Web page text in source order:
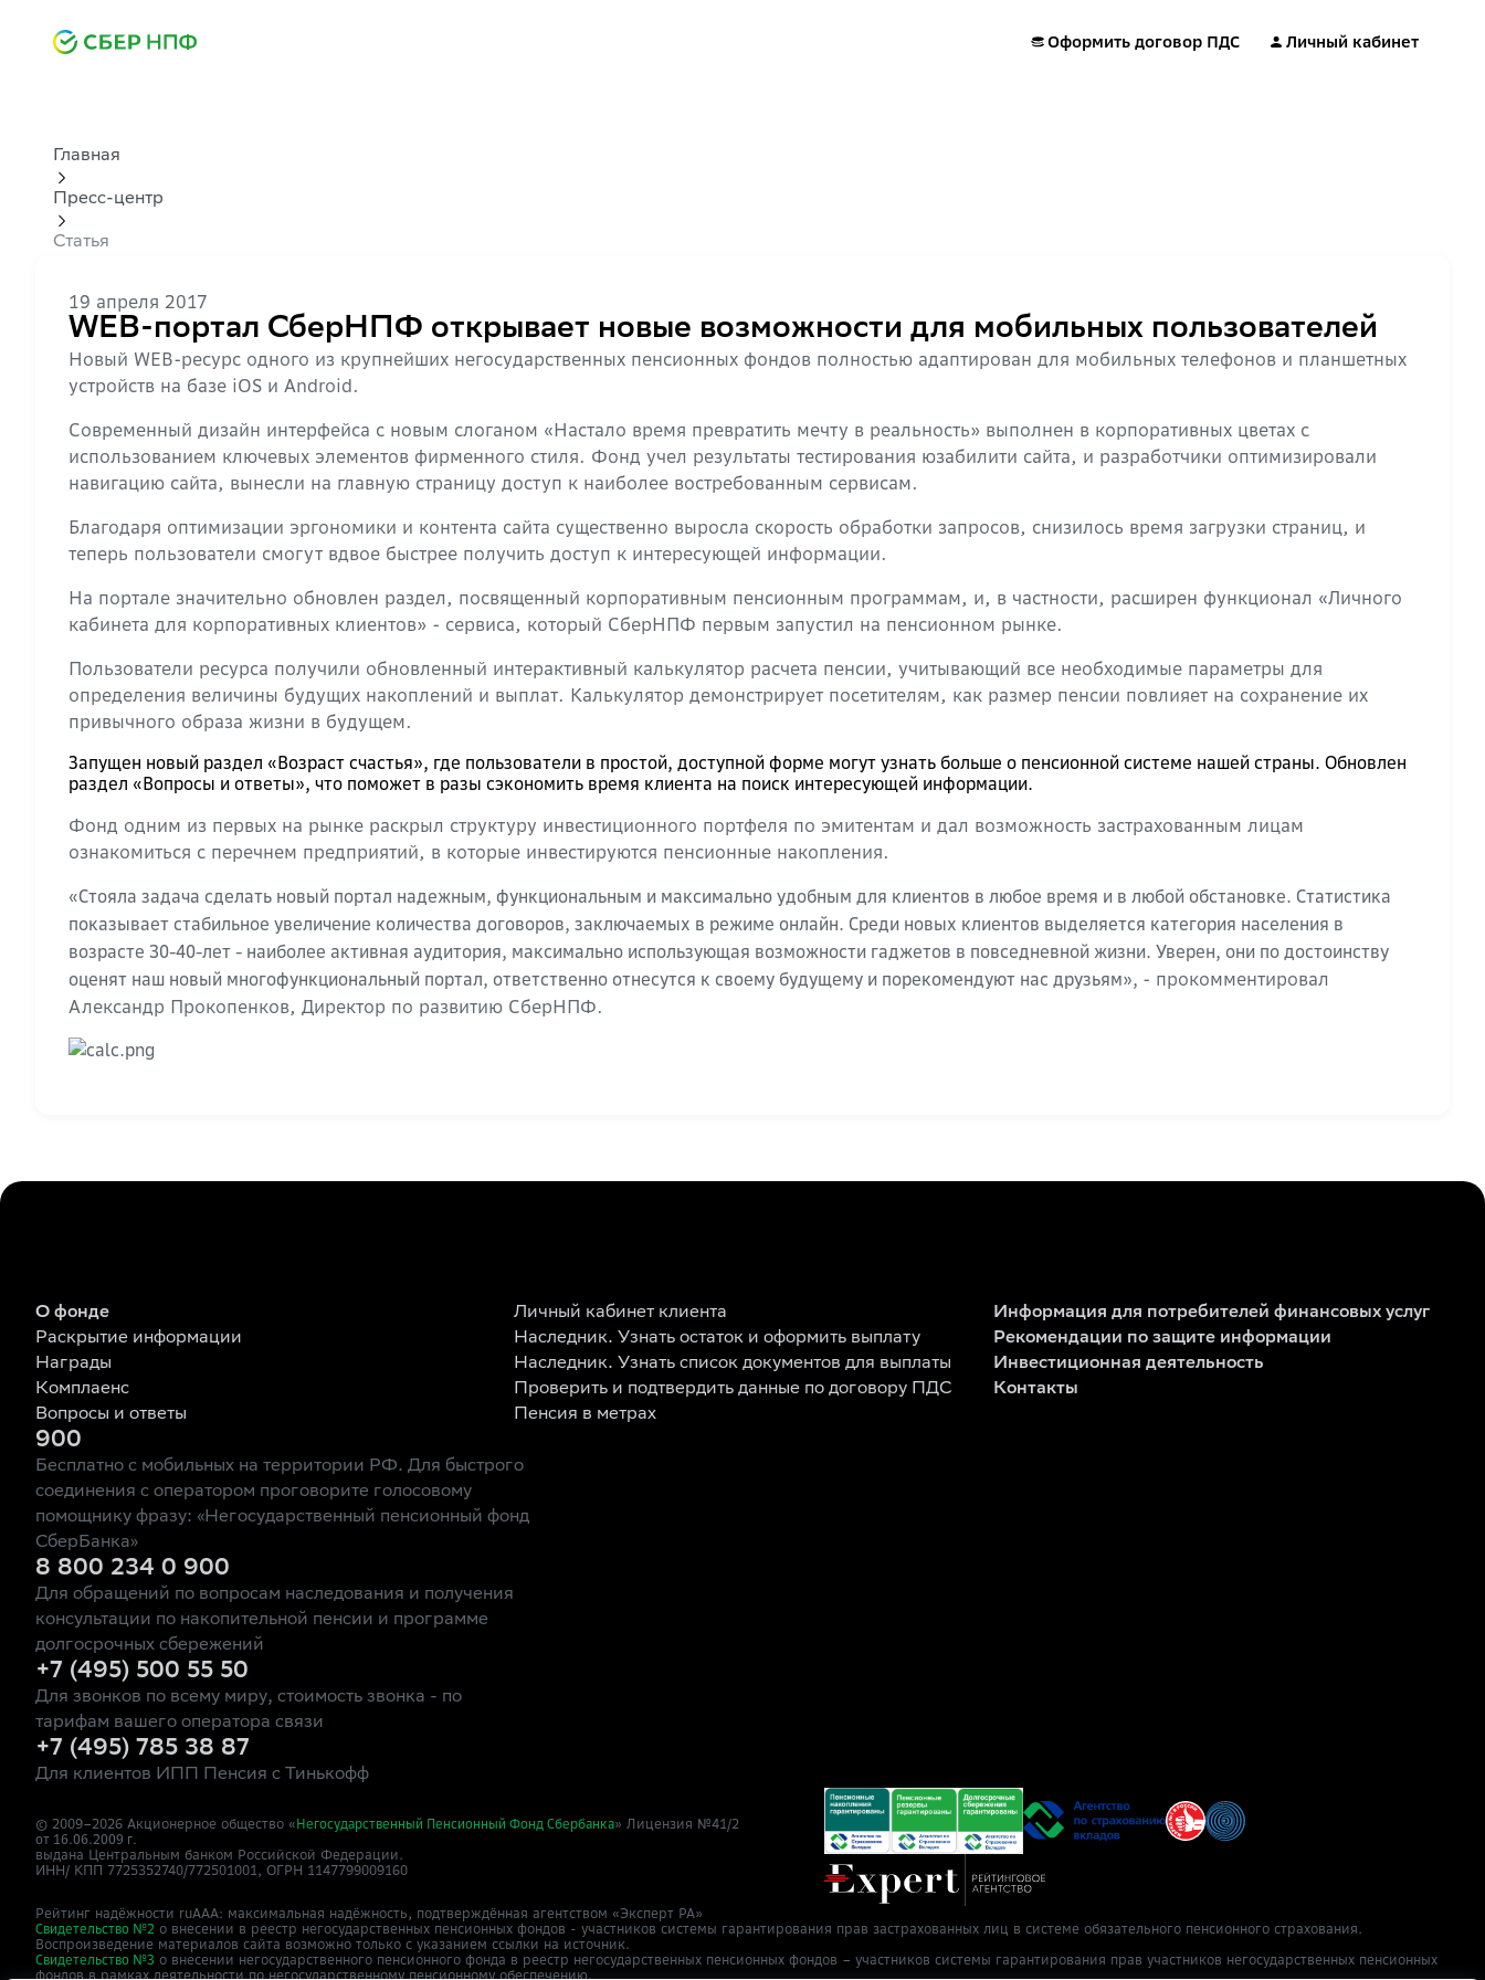
Оформить договор ПДС Личный кабинет
Главная
Пресс-центр
Статья
19 апреля 2017
WEB-портал СберНПФ открывает новые возможности для мобильных пользователей
Новый WEB-ресурс одного из крупнейших негосударственных пенсионных фондов полностью адаптирован для мобильных телефонов и планшетных
устройств на базе iOS и Android.
Современный дизайн интерфейса с новым слоганом «Настало время превратить мечту в реальность» выполнен в корпоративных цветах с
использованием ключевых элементов фирменного стиля. Фонд учел результаты тестирования юзабилити сайта, и разработчики оптимизировали
навигацию сайта, вынесли на главную страницу доступ к наиболее востребованным сервисам.
Благодаря оптимизации эргономики и контента сайта существенно выросла скорость обработки запросов, снизилось время загрузки страниц, и
теперь пользователи смогут вдвое быстрее получить доступ к интересующей информации.
На портале значительно обновлен раздел, посвященный корпоративным пенсионным программам, и, в частности, расширен функционал «Личного
кабинета для корпоративных клиентов» - сервиса, который СберНПФ первым запустил на пенсионном рынке.
Пользователи ресурса получили обновленный интерактивный калькулятор расчета пенсии, учитывающий все необходимые параметры для
определения величины будущих накоплений и выплат. Калькулятор демонстрирует посетителям, как размер пенсии повлияет на сохранение их
привычного образа жизни в будущем.
Запущен новый раздел «Возраст счастья», где пользователи в простой, доступной форме могут узнать больше о пенсионной системе нашей страны. Обновлен
раздел «Вопросы и ответы», что поможет в разы сэкономить время клиента на поиск интересующей информации.
Фонд одним из первых на рынке раскрыл структуру инвестиционного портфеля по эмитентам и дал возможность застрахованным лицам
ознакомиться с перечнем предприятий, в которые инвестируются пенсионные накопления.
«Стояла задача сделать новый портал надежным, функциональным и максимально удобным для клиентов в любое время и в любой обстановке. Статистика
показывает стабильное увеличение количества договоров, заключаемых в режиме онлайн. Среди новых клиентов выделяется категория населения в
возрасте 30-40-лет - наиболее активная аудитория, максимально использующая возможности гаджетов в повседневной жизни. Уверен, они по достоинству
оценят наш новый многофункциональный портал, ответственно отнесутся к своему будущему и порекомендуют нас друзьям», - прокомментировал
Александр Прокопенков, Директор по развитию СберНПФ.
О фонде
Раскрытие информации
Награды
Комплаенс
Вопросы и ответы
Личный кабинет клиента
Наследник. Узнать остаток и оформить выплату
Наследник. Узнать список документов для выплаты
Проверить и подтвердить данные по договору ПДС
Пенсия в метрах
Информация для потребителей финансовых услуг
Рекомендации по защите информации
Инвестиционная деятельность
Контакты
900
Бесплатно с мобильных на территории РФ. Для быстрого
соединения с оператором проговорите голосовому
помощнику фразу: «Негосударственный пенсионный фонд
СберБанка»
8 800 234 0 900
Для обращений по вопросам наследования и получения
консультации по накопительной пенсии и программе
долгосрочных сбережений
+7 (495) 500 55 50
Для звонков по всему миру, стоимость звонка - по
тарифам вашего оператора связи
+7 (495) 785 38 87
Для клиентов ИПП Пенсия с Тинькофф
© 2009–2026 Акционерное общество «Негосударственный Пенсионный Фонд Сбербанка» Лицензия №41/2
от 16.06.2009 г.
выдана Центральным банком Российской Федерации.
ИНН/ КПП 7725352740/772501001, ОГРН 1147799009160
Рейтинг надёжности ruAAA: максимальная надёжность, подтверждённая агентством «Эксперт РА»
Свидетельство №2 о внесении в реестр негосударственных пенсионных фондов - участников системы гарантирования прав застрахованных лиц в системе обязательного пенсионного страхования.
Воспроизведение материалов сайта возможно только с указанием ссылки на источник.
Свидетельство №3 о внесении негосударственного пенсионного фонда в реестр негосударственных пенсионных фондов – участников системы гарантирования прав участников негосударственных пенсионных
фондов в рамках деятельности по негосударственному пенсионному обеспечению.